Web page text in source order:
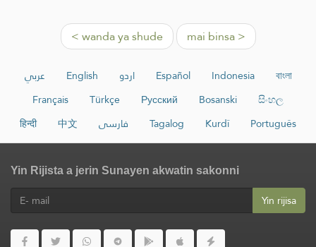
< wanda ya shude mai binsa >
عربي English اردو Español Indonesia
বাংলা
Français
Türkçe Русский Bosanski
සිංහල
हिन्दी
中文 فارسی Tagalog Kurdî Português
Yin Rijista a jerin Sunayen akwatin sakonni
Yin rijisa